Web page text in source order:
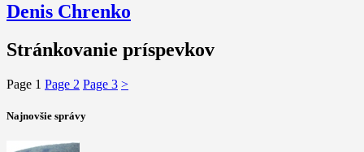
Denis Chrenko
Stránkovanie príspevkov
Page 1 Page 2 Page 3 >
Najnovšie správy